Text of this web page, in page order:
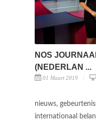
NOS
(NEDERLAN ...
01 Maart 2019
nieuws,
internationaal